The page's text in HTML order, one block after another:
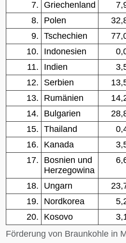
Förderung von Braunkohle in
7.
Griechenland
8.
Polen
9. Tschechien
10.
Indonesien
11.
Indien
12.
Serbien
13.
Rumänien
14.
Bulgarien
15. Thailand
16.
Kanada
17.
Bosnien und
Herzegowina
18. Ungarn
19.
Nordkorea
20.
Kosovo